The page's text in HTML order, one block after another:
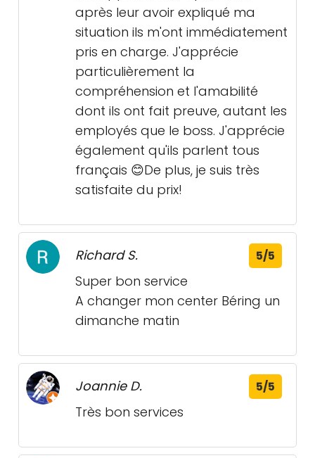
après leur avoir expliqué ma
situation ils m'ont immédiatement
pris en charge. J'apprécie
particulièrement la
compréhension et l'amabilité
dont ils ont fait preuve, autant les
employés que le boss. J'apprécie
également qu'ils parlent tous
français 😊De plus, je suis très
satisfaite du prix!
Richard S. 5/5
Super bon service
A changer mon center Béring un
dimanche matin
Joannie D. 5/5
Très bon services